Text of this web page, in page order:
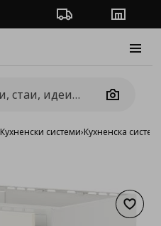
Проследяване на
Camera
Кухненски системи›Кухненска